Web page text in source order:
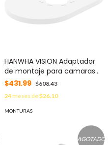
HANWHA VISION Adaptador
de montaje para camaras
tipo multisensor Hanwha
Vision PNM-70/120 MOD: SBP-
215C
$431.99 $608.43
24meses de$26.10
MONTURAS
AGOTADO